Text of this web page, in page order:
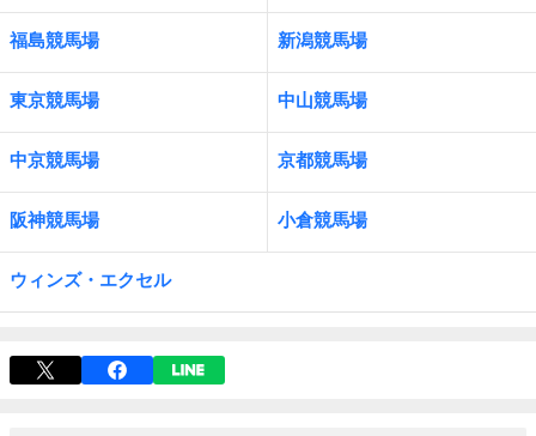
福島競馬場 新潟競馬場
東京競馬場 中山競馬場
中京競馬場 京都競馬場
阪神競馬場 小倉競馬場
ウィンズ・エクセル